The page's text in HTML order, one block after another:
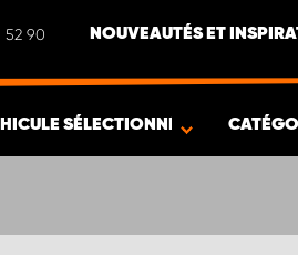
52 90 NOUVEAUTÉS ET
SÉLECTIONNÉ